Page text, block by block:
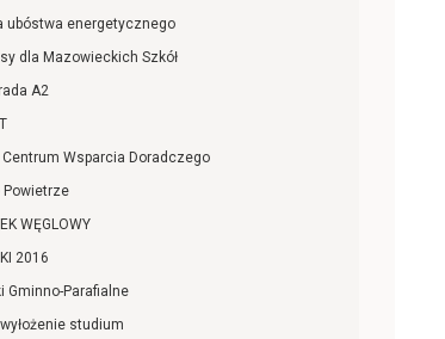
ubóstwa energetycznego
dla Mazowieckich Szkół
A2
Centrum Wsparcia Doradczego
Powietrze
WĘGLOWY
2016
Gminno-Parafialne
studium